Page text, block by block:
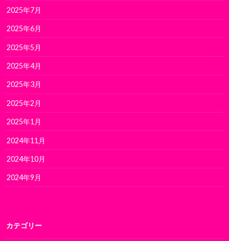
2025年7月
2025年6月
2025年5月
2025年4月
2025年3月
2025年2月
2025年1月
2024年11月
2024年10月
2024年9月
カテゴリー